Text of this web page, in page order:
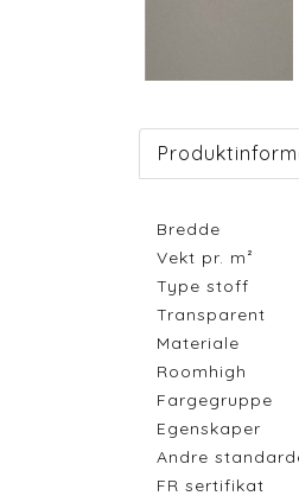
Bredde
Vekt pr. m²
Type stoff
Transparent
Materiale
Roomhigh
Fargegruppe
Egenskaper
Andre
FR sertifikat